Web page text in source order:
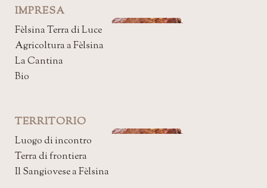
IMPRESA
Fèlsina Terra di Luce
Agricoltura a Fèlsina
La Cantina
Bio
TERRITORIO
Luogo di incontro
Terra di frontiera
Il Sangiovese a Fèlsina